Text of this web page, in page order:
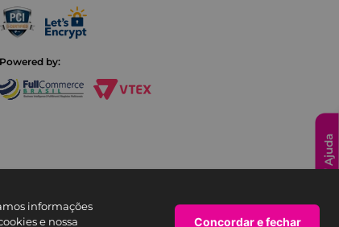
Ajuda
informações
e nossa
Concordar e fechar
Powered by: